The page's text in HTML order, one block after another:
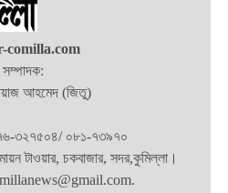
comilla.com
সম্পাদক:
আহমেদ (জিতু)
৩২৭৫০৪/ ০৮১-৭৩৯৭০
টাওয়ার, চকবাজার, সদর,কুমিল্লা।